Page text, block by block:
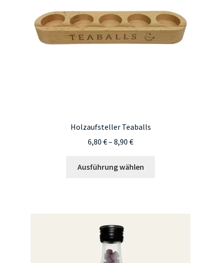
Holzaufsteller Teaballs
6,80 €– 8,90 €Preisspanne:
bis
Ausführung wählen